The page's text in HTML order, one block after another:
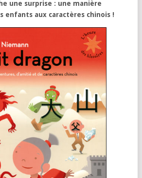
une surprise : une manière
enfants aux caractères chinois !